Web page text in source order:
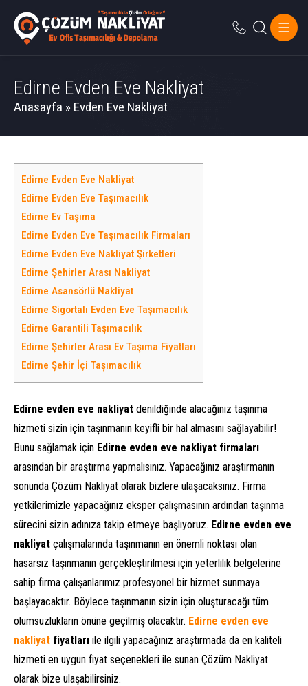
Edirne Evden Eve Nakliyat
Anasayfa » Evden Eve Nakliyat
Edirne Evden Eve Nakliyat
Edirne Evden Eve Taşımacılık
Edirne Ev Taşıma
Edirne Evden Eve Taşımacılık Firmaları
Edirne Evden Eve Nakliyat Şirketleri
Edirne Şehirler Arası Nakliyat
Edirne Asansörlü Nakliyat
Edirne Sigortalı Evden Eve Taşımacılık
Edirne Garantili Taşımacılık
Edirne Şehirler Arası Ev Taşıma Fiyatları
Edirne Şehir İçi Taşımacılık
Edirne evden eve nakliyat denildiğinde alacağınız taşınma
hizmeti sizin için taşınmanın keyifli bir hal almasını sağlayabilir!
Bunu sağlamak için Edirne evden eve nakliyat firmaları
arasından bir araştırma yapmalısınız. Yapacağınız araştırmanın
sonunda Çözüm Nakliyat olarak bizlere ulaşacaksınız. Firma
yetkilerimizle yapacağınız eksper çalışmasının ardından taşınma
sürecini sizin adınıza takip etmeye başlıyoruz. Edirne evden eve
nakliyat çalışmalarında taşınmanın en önemli noktası olan
hasarsız taşınmanın gerçekleştirilmesi için yeterlilik belgelerine
sahip firma çalışanlarımız profesyonel bir hizmet sunmaya
başlayacaktır. Böylece taşınmanın sizin için oluşturacağı tüm
olumsuzlukların önüne geçilmiş olacaktır. Edirne evden eve
nakliyat fiyatları ile ilgili yapacağınız araştırmada da en kaliteli
hizmeti en uygun fiyat seçenekleri ile sunan Çözüm Nakliyat
olarak bize ulaşabilirsiniz.